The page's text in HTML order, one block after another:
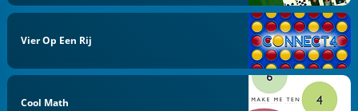
Vier Op Een Rij
Cool Math